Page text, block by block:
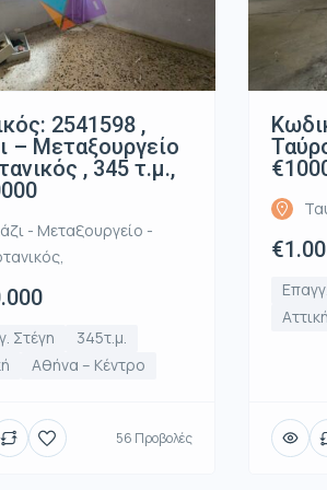
2541598 ,
– Μεταξουργείο
, 345 τ.μ.,
- Μεταξουργείο -
Στέγη
345τ.μ.
Αθήνα – Κέντρο
56 Προβολές